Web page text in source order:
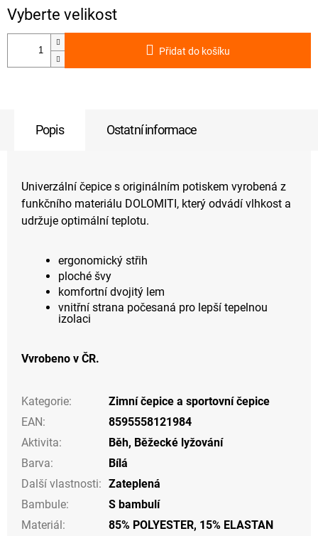
Přidat do košíku
Popis Ostatní informace
Univerzální čepice s originálním potiskem vyrobená z
funkčního materiálu DOLOMITI, který odvádí vlhkost a
udržuje optimální teplotu.
ergonomický střih
ploché švy
komfortní dvojitý lem
vnitřní strana počesaná pro lepší tepelnou
izolaci
Vvrobeno v ČR.
Kategorie:
Zimní čepice a sportovní čepice
EAN:
8595558121984
Aktivita: Běh, Běžecké lyžování
Barva:
Bílá
Další vlastnosti: Zateplená
Bambule:
S bambulí
Materiál: 85% POLYESTER, 15% ELASTAN